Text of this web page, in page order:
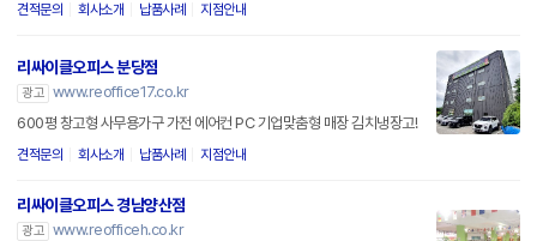
견적문의 회사소개 납품사례 지점안내
리싸이클오피스 분당점
광고 www.reoffice17.co.kr
600평 창고형 사무용가구 가전 에어컨 PC 기업맞춤형 매장 김치냉장고!
견적문의 회사소개 납품사례 지점안내
리싸이클오피스 경남양산점
광고 www.reofficeh.co.kr